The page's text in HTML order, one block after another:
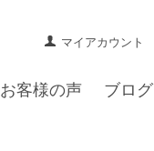
マイアカウント
お客様の声 ブログ